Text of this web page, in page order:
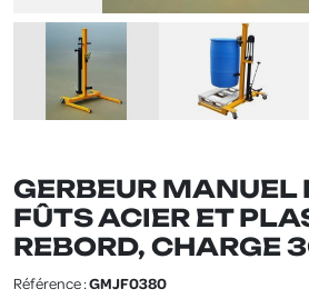
GERBEUR MANUEL
FÛTS ACIER ET
REBORD, CHARGE
Référence :GMJF0380